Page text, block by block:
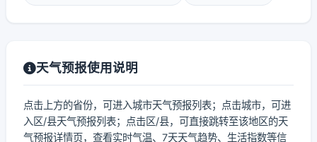
天气预报使用说明
点击上方的省份，可进入城市天气预报列表；点击城市，可进
入区/县天气预报列表；点击区/县，可直接跳转至该地区的天
气预报详情页，查看实时气温、7天天气趋势、生活指数等信